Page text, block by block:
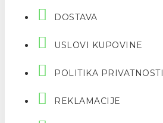
DOSTAVA
USLOVI KUPOVINE
POLITIKA PRIVATNOSTI
REKLAMACIJE